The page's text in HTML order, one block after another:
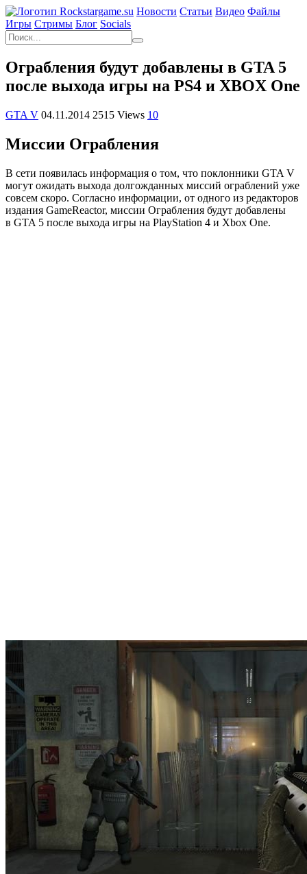
Новости Статьи Видео Файлы
Игры Cтримы Блог Socials
Ограбления будут добавлены в GTA 5
после выхода игры на PS4 и XBOX One
GTA V 04.11.2014 2515 Views 10
Миссии Ограбления
В сети появилась информация о том, что поклонники GTA V
могут ожидать выхода долгожданных миссий ограблений уже
совсем скоро. Согласно информации, от одного из редакторов
издания GameReactor, миссии Ограбления будут добавлены
в GTA 5 после выхода игры на PlayStation 4 и Xbox One.